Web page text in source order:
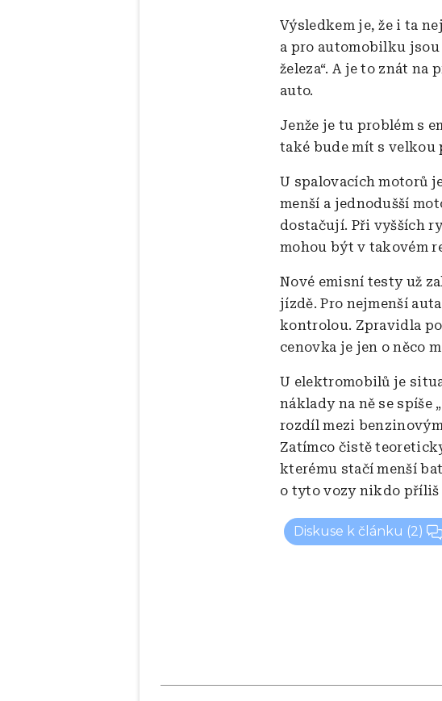
Výsledkem je, že i ta
a pro automobilku
železa“. A je to znát
auto.
Jenže je tu problém s
také bude mít s velkou
U spalovacích motorů
menší a jednodušší
dostačují. Při vyšších
mohou být v takovém
Nové emisní testy už
jízdě. Pro nejmenší
kontrolou. Zpravidla
cenovka je jen o něco
U elektromobilů je
náklady na ně se spíše
rozdíl mezi
Zatímco čistě
kterému stačí menší
o tyto vozy nikdo příliš
Diskuse k článku (2)